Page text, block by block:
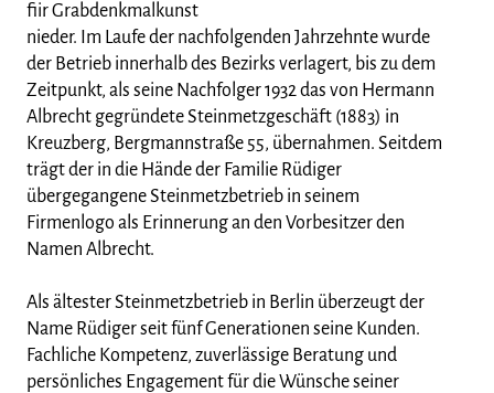
fiir Grabdenkmalkunst
nieder. Im Laufe der nachfolgenden Jahrzehnte wurde
der Betrieb innerhalb des Bezirks verlagert, bis zu dem
Zeitpunkt, als seine Nachfolger 1932 das von Hermann
Albrecht gegründete Steinmetzgeschäft (1883) in
Kreuzberg, Bergmannstraße 55, übernahmen. Seitdem
trägt der in die Hände der Familie Rüdiger
übergegangene Steinmetzbetrieb in seinem
Firmenlogo als Erinnerung an den Vorbesitzer den
Namen Albrecht.
Als ältester Steinmetzbetrieb in Berlin überzeugt der
Name Rüdiger seit fünf Generationen seine Kunden.
Fachliche Kompetenz, zuverlässige Beratung und
persönliches Engagement für die Wünsche seiner